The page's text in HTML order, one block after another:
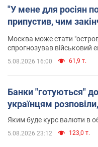
"У мене для росіян
припустив, чим
Москва може стати
спрогнозував військовий
5.08.2026 16:00 61,9 т.
Банки "готуються"
українцям
Яким буде курс валюти в
5.08.2026 23:12 123,0 т.